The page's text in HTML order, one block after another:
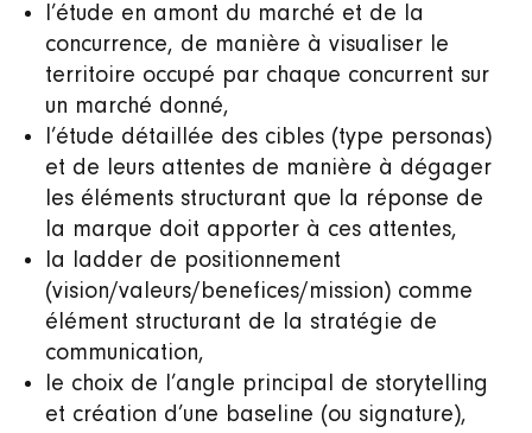
l’étude en amont du marché et de la
concurrence, de manière à visualiser le
territoire occupé par chaque concurrent sur
un marché donné,
l’étude détaillée des cibles (type personas)
et de leurs attentes de manière à dégager
les éléments structurant que la réponse de
la marque doit apporter à ces attentes,
la ladder de positionnement
(vision/valeurs/benefices/mission) comme
élément structurant de la stratégie de
communication,
le choix de l’angle principal de storytelling
et création d’une baseline (ou signature),